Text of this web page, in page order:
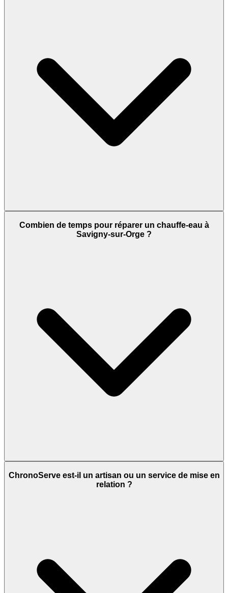
Combien de temps pour réparer un chauffe-eau à
Savigny-sur-Orge ?
ChronoServe est-il un artisan ou un service de mise en
relation ?